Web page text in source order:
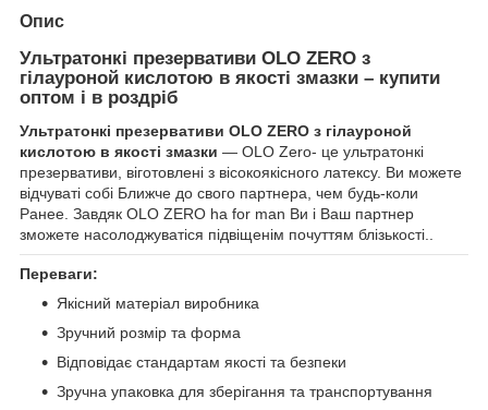
Опис
Ультратонкі презервативи OLO ZERO з
гілауроной кислотою в якості змазки – купити
оптом і в роздріб
Ультратонкі презервативи OLO ZERO з гілауроной
кислотою в якості змазки — OLO Zero- це ультратонкі
презервативи, віготовлені з вісокоякісного латексу. Ви можете
відчуваті собі Ближче до свого партнера, чем будь-коли
Ранее. Завдяк OLO ZERO ha for man Ви і Ваш партнер
зможете насолоджуватіся підвіщенім почуттям блізькості..
Переваги:
Якісний матеріал виробника
Зручний розмір та форма
Відповідає стандартам якості та безпеки
Зручна упаковка для зберігання та транспортування